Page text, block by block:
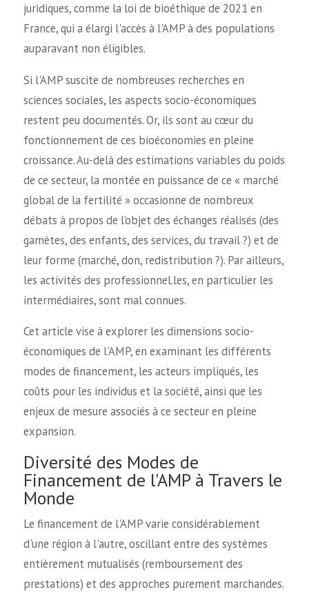
juridiques, comme la loi de bioéthique de 2021 en
France, qui a élargi l'accès à l'AMP à des populations
auparavant non éligibles.
Si l'AMP suscite de nombreuses recherches en
sciences sociales, les aspects socio-économiques
restent peu documentés. Or, ils sont au cœur du
fonctionnement de ces bioéconomies en pleine
croissance. Au-delà des estimations variables du poids
de ce secteur, la montée en puissance de ce « marché
global de la fertilité » occasionne de nombreux
débats à propos de l’objet des échanges réalisés (des
gamètes, des enfants, des services, du travail ?) et de
leur forme (marché, don, redistribution ?). Par ailleurs,
les activités des professionnel.les, en particulier les
intermédiaires, sont mal connues.
Cet article vise à explorer les dimensions socio-
économiques de l'AMP, en examinant les différents
modes de financement, les acteurs impliqués, les
coûts pour les individus et la société, ainsi que les
enjeux de mesure associés à ce secteur en pleine
expansion.
Diversité des Modes de
Financement de l'AMP à Travers le
Monde
Le financement de l'AMP varie considérablement
d'une région à l'autre, oscillant entre des systèmes
entièrement mutualisés (remboursement des
prestations) et des approches purement marchandes.